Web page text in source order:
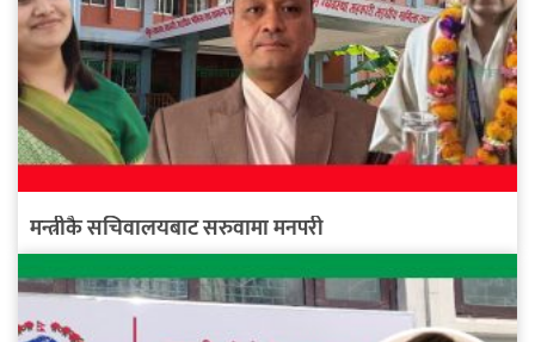
मन्त्रीकै सचिवालयबाट सरुवामा मनपरी